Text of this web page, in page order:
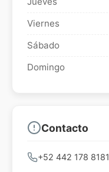
Viernes
Sábado
Domingo
Contacto
+52 442 178 8181